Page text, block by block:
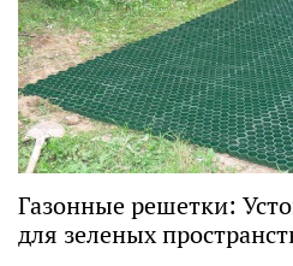
Газонные решетки:
для зеленых